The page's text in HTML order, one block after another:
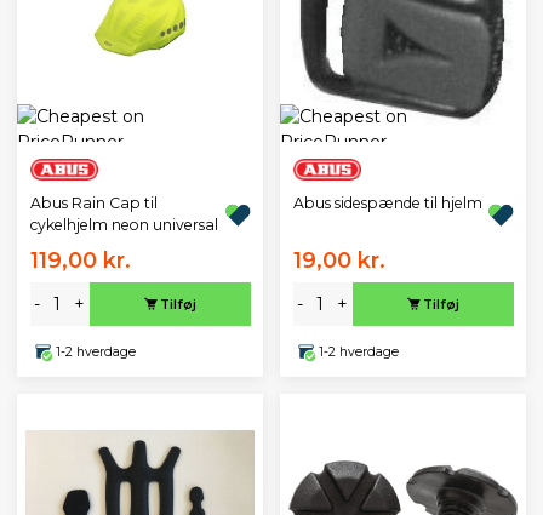
Abus Rain Cap til
cykelhjelm neon universal
119,00 kr.
- + Tilføj
1-2 hverdage
Abus sidespænde til hjelm
19,00 kr.
- + Tilføj
1-2 hverdage